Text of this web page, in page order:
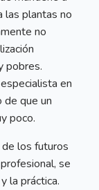
las plantas no
no
pobres.
en
de que un
poco.
los futuros
se
la práctica.